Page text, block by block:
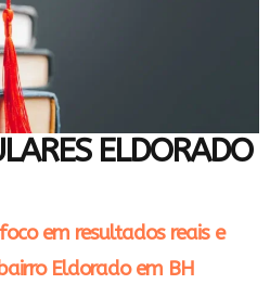
ELDORADO
em resultados reais e
Eldorado em BH